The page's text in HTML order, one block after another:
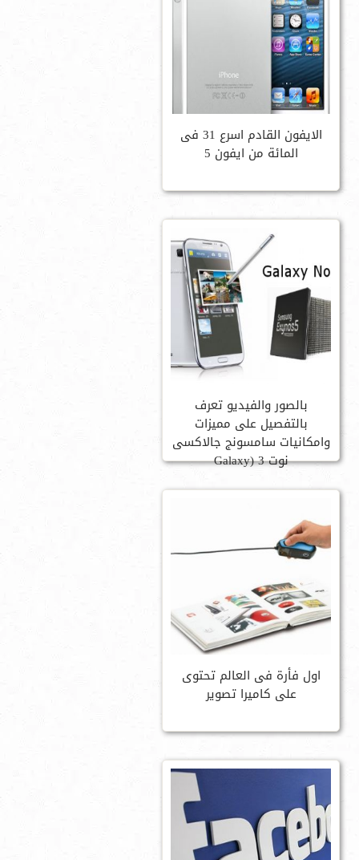
الايفون القادم اسرع 31 فى
المائة من ايفون 5
بالصور والفيديو تعرف
بالتفصيل على مميزات
وامكانيات سامسونج جالاكسى
نوت 3 (Galaxy
اول فأرة فى العالم تحتوى
على كاميرا تصوير